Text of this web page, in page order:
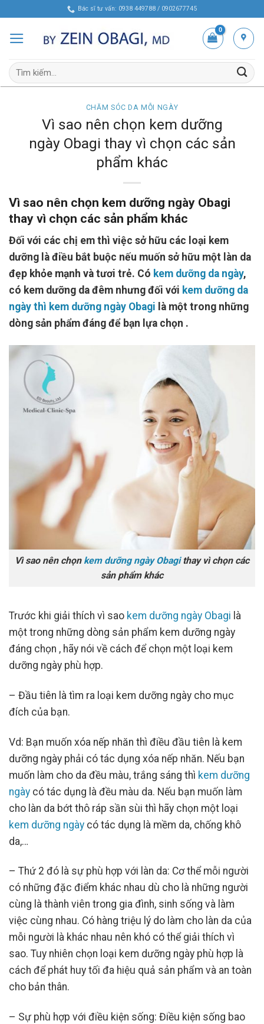
content
Bác sĩ tư vấn: 0938 449788 / 0902677745
Tìm
kiếm:
CHĂM SÓC DA MỖI NGÀY
Vì sao nên chọn kem dưỡng
ngày Obagi thay vì chọn các sản
phẩm khác
Vì sao nên chọn kem dưỡng ngày Obagi
thay vì chọn các sản phẩm khác
Đối với các chị em thì việc sở hữu các loại kem
dưỡng là điều bắt buộc nếu muốn sở hữu một làn da
đẹp khỏe mạnh và tươi trẻ. Có kem dưỡng da ngày,
có kem dưỡng da đêm nhưng đối với kem dưỡng da
ngày thì kem dưỡng ngày Obagi là một trong những
dòng sản phẩm đáng để bạn lựa chọn .
Vì sao nên chọn kem dưỡng ngày Obagithay vì chọn các
sản phẩm khác
Trước khi giải thích vì sao kem dưỡng ngày Obagi là
một trong những dòng sản phẩm kem dưỡng ngày
đáng chọn , hãy nói về cách để chọn một loại kem
dưỡng ngày phù hợp.
– Đầu tiên là tìm ra loại kem dưỡng ngày cho mục
đích của bạn.
Vd: Bạn muốn xóa nếp nhăn thì điều đầu tiên là kem
dưỡng ngày phải có tác dụng xóa nếp nhăn. Nếu bạn
muốn làm cho da đều màu, trắng sáng thì kem dưỡng
ngày có tác dụng là đều màu da. Nếu bạn muốn làm
cho làn da bớt thô ráp sần sùi thì hãy chọn một loại
kem dưỡng ngày có tác dụng là mềm da, chống khô
da,…
– Thứ 2 đó là sự phù hợp với làn da: Cơ thể mỗi người
có những đặc điểm khác nhau dù cho là những người
cùng là thành viên trong gia đình, sinh sống và làm
việc cùng nhau. Có hàng triệu lý do làm cho làn da của
mỗi người là khác nhau nên khó có thể giải thích vì
sao. Tuy nhiên chọn loại kem dưỡng ngày phù hợp là
cách để phát huy tối đa hiệu quả sản phẩm và an toàn
cho bản thân.
– Sự phù hợp với điều kiện sống: Điều kiện sống bao